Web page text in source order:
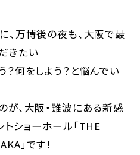
、万博後の夜も、大阪で最
たい――
何をしよう？と悩んでい
が、大阪・難波にある新感
ショーホール「THE
」です！